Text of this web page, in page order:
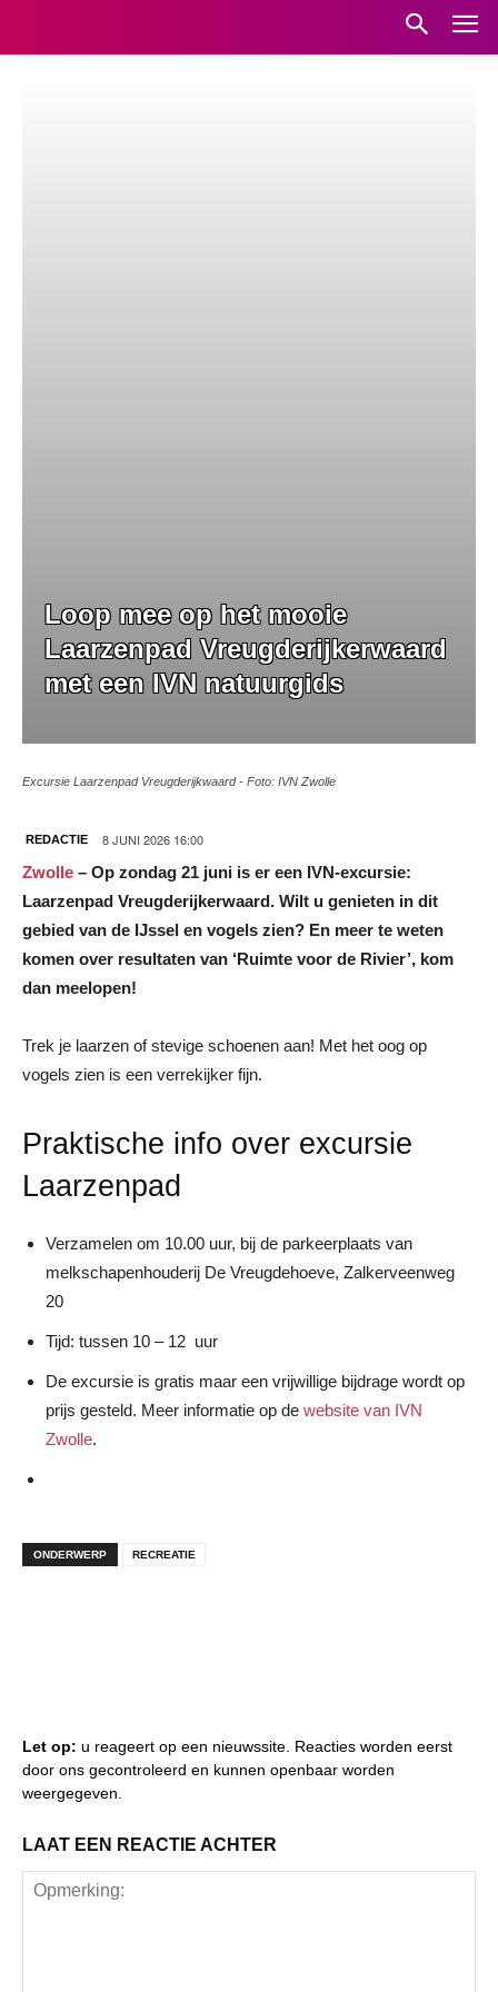
Loop mee op het mooie
Laarzenpad Vreugderijkerwaard
met een IVN natuurgids
Excursie Laarzenpad Vreugderijkwaard - Foto: IVN Zwolle
REDACTIE 8 JUNI 2026 16:00
Zwolle – Op zondag 21 juni is er een IVN-excursie:
Laarzenpad Vreugderijkerwaard. Wilt u genieten in dit
gebied van de IJssel en vogels zien? En meer te weten
komen over resultaten van ‘Ruimte voor de Rivier’, kom
dan meelopen!
Trek je laarzen of stevige schoenen aan! Met het oog op
vogels zien is een verrekijker fijn.
Praktische info over excursie
Laarzenpad
Verzamelen om 10.00 uur, bij de parkeerplaats van
melkschapenhouderij De Vreugdehoeve, Zalkerveenweg
20
Tijd: tussen 10 – 12 uur
De excursie is gratis maar een vrijwillige bijdrage wordt op
prijs gesteld. Meer informatie op de website van IVN
Zwolle.
ONDERWERP RECREATIE
Let op: u reageert op een nieuwssite. Reacties worden eerst
door ons gecontroleerd en kunnen openbaar worden
weergegeven.
LAAT EEN REACTIE ACHTER